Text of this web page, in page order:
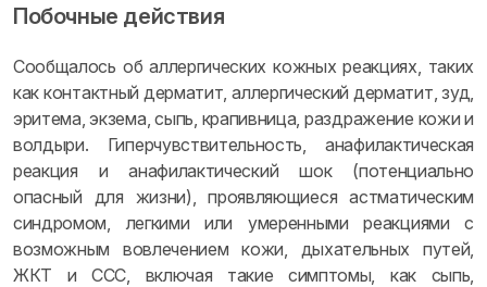
Побочные действия
Сообщалось об аллергических кожных реакциях, таких
как контактный дерматит, аллергический дерматит, зуд,
эритема, экзема, сыпь, крапивница, раздражение кожи и
волдыри. Гиперчувствительность, анафилактическая
реакция и анафилактический шок (потенциально
опасный для жизни), проявляющиеся астматическим
синдромом, легкими или умеренными реакциями с
возможным вовлечением кожи, дыхательных путей,
ЖКТ и ССС, включая такие симптомы, как сыпь,